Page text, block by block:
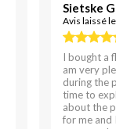
Sietske
Avis laissé
I bought a
am very
during the
time to
about the
for me and